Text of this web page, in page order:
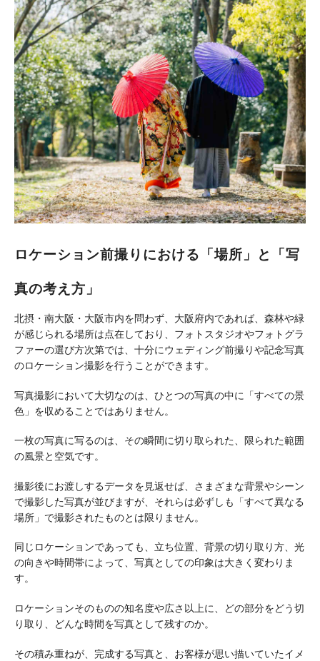
ロケーション前撮りにおける「場所」と「写
真の考え方」
北摂・南大阪・大阪市内を問わず、大阪府内であれば、森林や緑
が感じられる場所は点在しており、フォトスタジオやフォトグラ
ファーの選び方次第では、十分にウェディング前撮りや記念写真
のロケーション撮影を行うことができます。
写真撮影において大切なのは、ひとつの写真の中に「すべての景
色」を収めることではありません。
一枚の写真に写るのは、その瞬間に切り取られた、限られた範囲
の風景と空気です。
撮影後にお渡しするデータを見返せば、さまざまな背景やシーン
で撮影した写真が並びますが、それらは必ずしも「すべて異なる
場所」で撮影されたものとは限りません。
同じロケーションであっても、立ち位置、背景の切り取り方、光
の向きや時間帯によって、写真としての印象は大きく変わりま
す。
ロケーションそのものの知名度や広さ以上に、どの部分をどう切
り取り、どんな時間を写真として残すのか。
その積み重ねが、完成する写真と、お客様が思い描いていたイメ